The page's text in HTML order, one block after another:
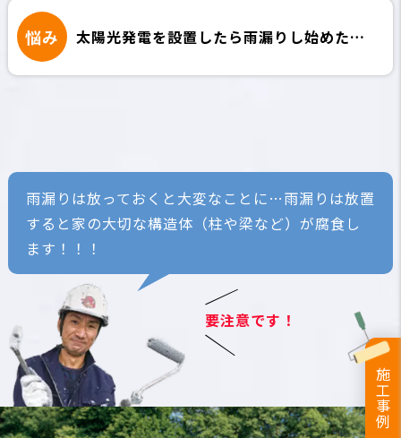
施工事例
悩み 太陽光発電を設置したら雨漏りし始めた…
要注意です！
雨漏りは放っておくと大変なことに…雨漏りは放置
すると家の大切な構造体（柱や梁など）が腐食し
ます！！！